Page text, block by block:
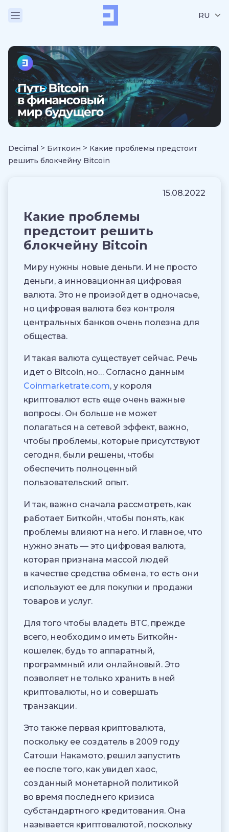
RU
Decimal > Биткоин > Какие проблемы предстоит
решить блокчейну Bitcoin
15.08.2022
Какие проблемы
предстоит решить
блокчейну Bitcoin
Миру нужны новые деньги. И не просто
деньги, а инновационная цифровая
валюта. Это не произойдет в одночасье,
но цифровая валюта без контроля
центральных банков очень полезна для
общества.
И такая валюта существует сейчас. Речь
идет о Bitcoin, но… Согласно данным
Coinmarketrate.com, у короля
криптовалют есть еще очень важные
вопросы. Он больше не может
полагаться на сетевой эффект, важно,
чтобы проблемы, которые присутствуют
сегодня, были решены, чтобы
обеспечить полноценный
пользовательский опыт.
И так, важно сначала рассмотреть, как
работает Биткойн, чтобы понять, как
проблемы влияют на него. И главное, что
нужно знать — это цифровая валюта,
которая признана массой людей
в качестве средства обмена, то есть они
используют ее для покупки и продажи
товаров и услуг.
Для того чтобы владеть ВТС, прежде
всего, необходимо иметь Биткойн-
кошелек, будь то аппаратный,
программный или онлайновый. Это
позволяет не только хранить в ней
криптовалюты, но и совершать
транзакции.
Это также первая криптовалюта,
поскольку ее создатель в 2009 году
Сатоши Накамото, решил запустить
ее после того, как увидел хаос,
созданный монетарной политикой
во время последнего кризиса
субстандартного кредитования. Она
называется криптовалютой, поскольку